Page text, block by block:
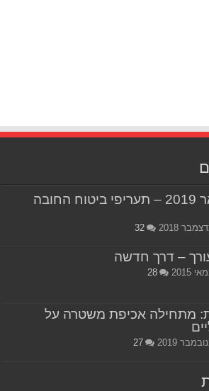
מינואר 2019 – תעריפי ביטוח החובה
32
– דרך חדשה
28
מתחילה אכיפת משטרה על
27